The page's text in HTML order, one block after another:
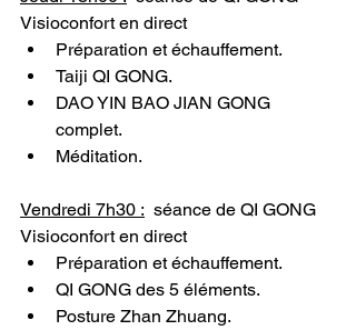
Visioconfort en direct
Préparation et échauffement.
Taiji QI GONG.
DAO YIN BAO JIAN GONG
complet.
Méditation.
Vendredi 7h30 : séance de QI GONG
Visioconfort en direct
Préparation et échauffement.
QI GONG des 5 éléments.
Posture Zhan Zhuang.